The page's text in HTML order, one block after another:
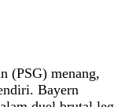
(PSG) menang,
Bayern